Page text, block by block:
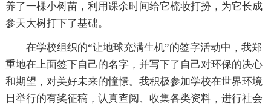
养了一棵小树苗，利用课余时间给它梳妆打扮，为它长成
参天大树打下了基础。
在学校组织的“让地球充满生机”的签字活动中，我郑
重地在上面签下自己的名字，并写下了自己对环保的决心
和期望，对美好未来的憧憬。我积极参加学校在世界环境
日举行的有奖征稿，认真查阅、收集各类资料，进行社会